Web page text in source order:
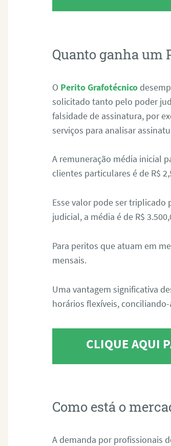
Quanto ganha um
O Perito Grafotécnico
solicitado tanto pelo poder
falsidade de assinatura, por
serviços para analisar
A remuneração média inicial
clientes particulares é de R$
Esse valor pode ser triplicado
judicial, a média é de R$
Para peritos que atuam em
mensais.
Uma vantagem significativa
horários flexíveis,
CLIQUE AQUI
Como está o
A demanda por profissionais